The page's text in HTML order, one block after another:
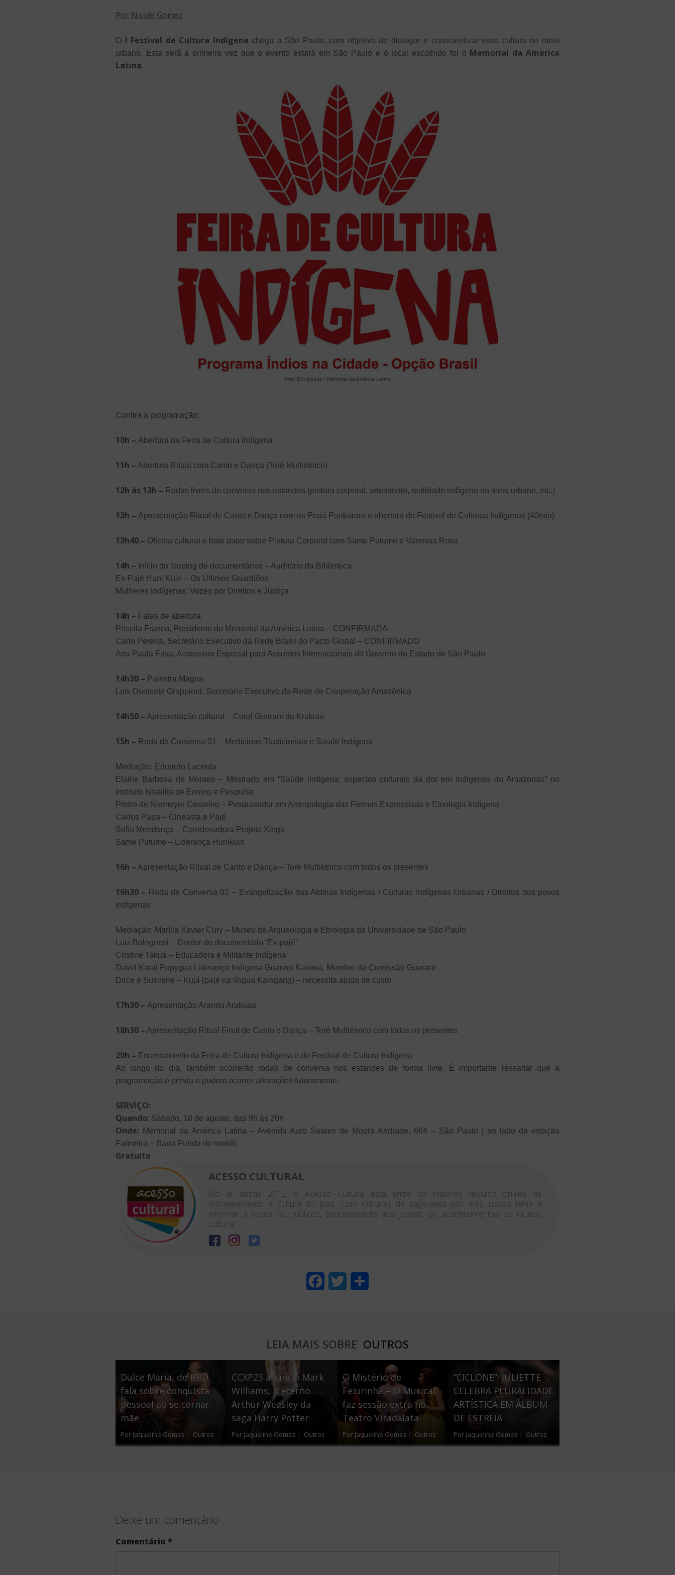
Por Nicole Gomez
O I Festival de Cultura Indígena chega a São Paulo, com objetivo de dialogar e conscientizar essa cultura no meio
urbano. Esta será a primeira vez que o evento estará em São Paulo e o local escolhido foi o Memorial da América
Latina.
Arte: Divulgação / Memorial da América Latina
Confira a programação:
10h – Abertura da Feira de Cultura Indígena
11h – Abertura Ritual com Canto e Dança (Toré Multiétnico)
12h às 13h – Rodas livres de conversa nos estandes (pintura corporal, artesanato, realidade indígena no meio urbano, etc.)
13h – Apresentação Ritual de Canto e Dança com os Praiá Pankararu e abertura do Festival de Culturas Indígenas (40min)
13h40 – Oficina cultural e bate papo sobre Pintura Corporal com Same Putume e Vanessa Rosa
14h – Início do looping de documentários – Auditório da Biblioteca
Ex-Pajé Huni Kuin – Os Últimos Guardiões
Mulheres Indígenas: Vozes por Direitos e Justiça
14h – Falas de abertura
Priscila Franco, Presidente do Memorial da América Latina – CONFIRMADA
Carlo Pereira, Secretário Executivo da Rede Brasil do Pacto Global – CONFIRMADO
Ana Paula Fava, Assessora Especial para Assuntos Internacionais do Governo do Estado de São Paulo
14h30 – Palestra Magna
Luís Donisete Gruppioni, Secretário Executivo da Rede de Cooperação Amazônica
14h50 – Apresentação cultural – Coral Guarani do Krukutu
15h – Roda de Conversa 01 – Medicinas Tradicionais e Saúde Indígena
Mediação: Eduardo Lacerda
Elaine Barbosa de Moraes – Mestrado em “Saúde indígena: aspectos culturais da dor em indígenas do Amazonas” no
Instituto Israelita de Ensino e Pesquisa
Pedro de Niemeyer Cesarino – Pesquisador em Antropologia das Formas Expressivas e Etnologia Indígena
Carlos Papa – Cineasta e Pajé
Sofia Mendonça – Coordenadora Projeto Xingu
Same Putume – Liderança Hunikuin
16h – Apresentação Ritual de Canto e Dança – Toré Multiétnico com todos os presentes
16h30 – Roda de Conversa 02 – Evangelização das Aldeias Indígenas / Culturas Indígenas Urbanas / Direitos dos povos
indígenas
Mediação: Marília Xavier Cury – Museu de Arqueologia e Etnologia da Universidade de São Paulo
Luiz Bolognesi – Diretor do documentário “Ex-pajé”
Cristine Takuá – Educadora e Militante Indígena
David Karai Popygua Liderança Indígena Guarani Kaiowá, Membro da Comissão Guarani
Dirce e Susilene – Kujá (pajé na língua Kaingang) – necessita ajuda de custo
17h30 – Apresentação Arandu Arakuaa
18h30 – Apresentação Ritual Final de Canto e Dança – Toré Multiétnico com todos os presentes
20h – Encerramento da Feira de Cultura Indígena e do Festival de Cultura Indígena
Ao longo do dia, também ocorrerão rodas de conversa nos estandes de forma livre. É importante ressaltar que a
programação é prévia e podem ocorrer alterações futuramente.
SERVIÇO:
Quando: Sábado, 18 de agosto, das 9h às 20h
Onde: Memorial da América Latina – Avenida Auro Soares de Moura Andrade, 664 – São Paulo ( ao lado da estação
Palmeira – Barra Funda do metrô)
Gratuito
ACESSO CULTURAL
No ar desde 2012, o Acesso Cultural está entre os maiores veículos on-line de
entretenimento e cultura do país. Com milhares de pageviews por mês, nosso lema é
informar a todos os públicos, principalmente aos jovens, os acontecimentos do mundo
cultural.
e
r
LEIA MAIS SOBRE OUTROS
Dulce María, do RBD,
fala sobre conquista
pessoal ao se tornar
mãe
Por Jaqueline Gomes | Outros
CCXP23 anuncia Mark
Williams, o eterno
Arthur Weasley da
saga Harry Potter
Por Jaqueline Gomes | Outros
O Mistério de
Feiurinha – O Musical
faz sessão extra no
Teatro Viradalata
Por Jaqueline Gomes | Outros
“CICLONE”: JULIETTE
CELEBRA PLURALIDADE
ARTÍSTICA EM ÁLBUM
DE ESTREIA
Por Jaqueline Gomes | Outros
Deixe um comentário
Comentário *